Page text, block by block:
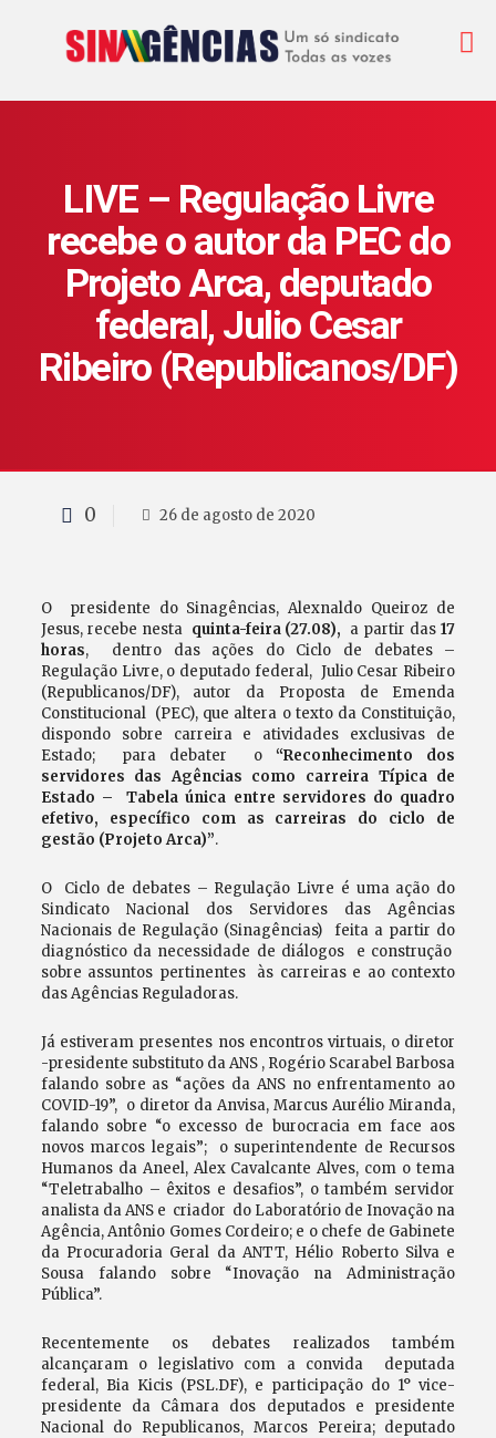
LIVE – Regulação Livre
recebe o autor da PEC do
Projeto Arca, deputado
federal, Julio Cesar
Ribeiro (Republicanos/DF)
0 26 de agosto de 2020
O presidente do Sinagências, Alexnaldo Queiroz de
Jesus, recebe nesta quinta-feira (27.08), a partir das17
horas, dentro das ações do Ciclo de debates –
Regulação Livre, o deputado federal, Julio Cesar Ribeiro
(Republicanos/DF), autor da Proposta de Emenda
Constitucional (PEC), que altera o texto da Constituição,
dispondo sobre carreira e atividades exclusivas de
Estado; para debater o “Reconhecimento dos
servidores das Agências como carreira Típica de
Estado – Tabela única entre servidores do quadro
efetivo, específico com as carreiras do ciclo de
gestão (Projeto Arca)”.
O Ciclo de debates – Regulação Livre é uma ação do
Sindicato Nacional dos Servidores das Agências
Nacionais de Regulação (Sinagências) feita a partir do
diagnóstico da necessidade de diálogos e construção
sobre assuntos pertinentes às carreiras e ao contexto
das Agências Reguladoras.
Já estiveram presentes nos encontros virtuais, o diretor
-presidente substituto da ANS , Rogério Scarabel Barbosa
falando sobre as “ações da ANS no enfrentamento ao
COVID-19”, o diretor da Anvisa, Marcus Aurélio Miranda,
falando sobre “o excesso de burocracia em face aos
novos marcos legais”; o superintendente de Recursos
Humanos da Aneel, Alex Cavalcante Alves, com o tema
“Teletrabalho – êxitos e desafios”, o também servidor
analista da ANS e criador do Laboratório de Inovação na
Agência, Antônio Gomes Cordeiro; e o chefe de Gabinete
da Procuradoria Geral da ANTT, Hélio Roberto Silva e
Sousa falando sobre “Inovação na Administração
Pública”.
Recentemente os debates realizados também
alcançaram o legislativo com a convida deputada
federal, Bia Kicis (PSL.DF), e participação do 1° vice-
presidente da Câmara dos deputados e presidente
Nacional do Republicanos, Marcos Pereira; deputado